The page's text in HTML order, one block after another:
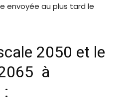
envoyée au plus tard le
2050 et le
à